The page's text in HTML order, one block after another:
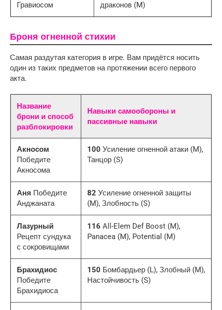
Гравиосом
драконов (M)
Броня огненной стихии
Самая раздутая категория в игре. Вам придётся носить
один из таких предметов на протяжении всего первого
акта.
Название
брони и способ
разблокировки
Навыки самообороны и
пассивные навыки
Акносом
Победите
Акносома
100 Усиление огненной атаки (M),
Танцор (S)
Аня Победите
Анджаната
82 Усиление огненной защиты
(M), Злобность (S)
Лазурный
Рецепт сундука
с сокровищами
116 All-Elem Def Boost (M),
Panacea (M), Potential (M)
Брахидиос
Победите
Брахидиоса
150 Бомбардьер (L), Злобный (M),
Настойчивость (S)